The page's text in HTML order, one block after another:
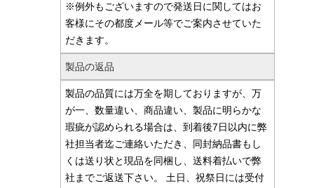
※例外もございますので発送日に関してはお
客様にその都度メール等でご案内させていた
だきます。
製品の返品
製品の品質には万全を期しておりますが、万
が一、数量違い、商品違い、製品に明らかな
瑕疵が認められる場合は、到着後7日以内に弊
社担当者迄ご連絡いただき、同封納品書もし
くは送り状と現品を同梱し、送料着払いで弊
社までご返送下さい。 土日、祝祭日には受付